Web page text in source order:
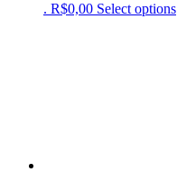
. R$0,00 Select options